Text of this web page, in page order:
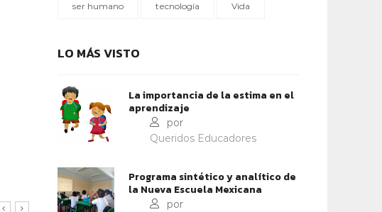
ser humano tecnología Vida
LO MÁS VISTO
La importancia de la estima en el
aprendizaje
por
Queridos Educadores
Programa sintético y analítico de
la Nueva Escuela Mexicana
por